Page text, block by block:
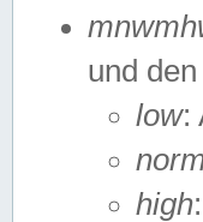
und
low:
high